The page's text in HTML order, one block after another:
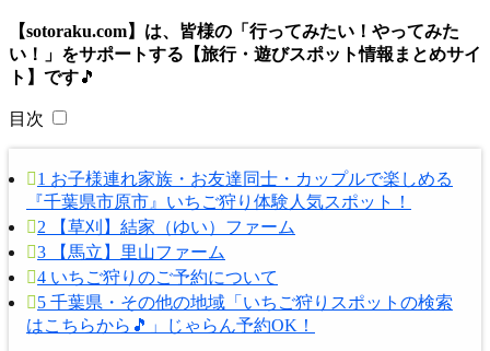
【sotoraku.com】は、皆様の「行ってみたい！やってみた
い！」をサポートする【旅行・遊びスポット情報まとめサイ
ト】です🎵
目次
1 お子様連れ家族・お友達同士・カップルで楽しめる
『千葉県市原市』いちご狩り体験人気スポット！
2 【草刈】結家（ゆい）ファーム
3 【馬立】里山ファーム
4 いちご狩りのご予約について
5 千葉県・その他の地域「いちご狩りスポットの検索
はこちらから🎵」じゃらん予約OK！